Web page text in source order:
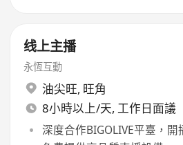
线上主播
永恆互動
油尖旺, 旺角
8小時以上/天, 工作日面議
深度合作BIGOLIVE平臺，